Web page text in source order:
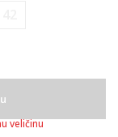
veličinu